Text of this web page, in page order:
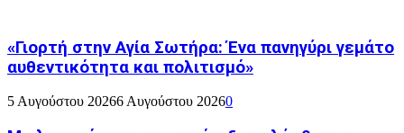
«Γιορτή στην Αγία Σωτήρα: Ένα πανηγύρι γεμάτο
αυθεντικότητα και πολιτισμό»
5 Αυγούστου 20266 Αυγούστου 20260